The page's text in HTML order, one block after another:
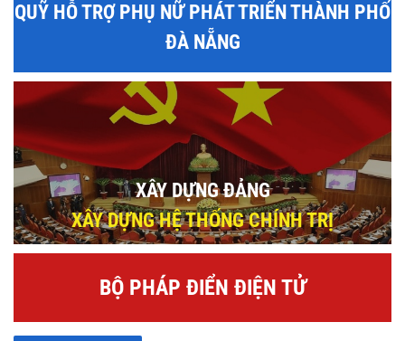
QUỸ HỖ TRỢ PHỤ NỮ PHÁT TRIỂN THÀNH PHỐ
ĐÀ NẴNG
XÂY DỰNG ĐẢNG
XÂY DỰNG HỆ THỐNG CHÍNH TRỊ
BỘ PHÁP ĐIỂN ĐIỆN TỬ